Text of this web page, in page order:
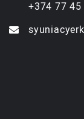
+374 77 45